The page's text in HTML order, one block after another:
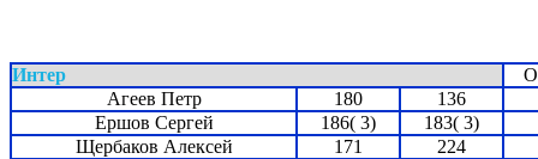
Интер
Агеев Петр
180
136
Ершов Сергей
186( 3)
183( 3)
Щербаков Алексей
171
224